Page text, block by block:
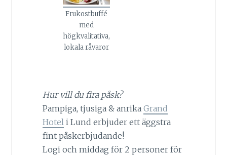
Frukostbuffé
med
högkvalitativa,
lokala råvaror
Hur vill du fira påsk?
Pampiga, tjusiga & anrika Grand
Hotel i Lund erbjuder ett äggstra
fint påskerbjudande!
Logi och middag för 2 personer för